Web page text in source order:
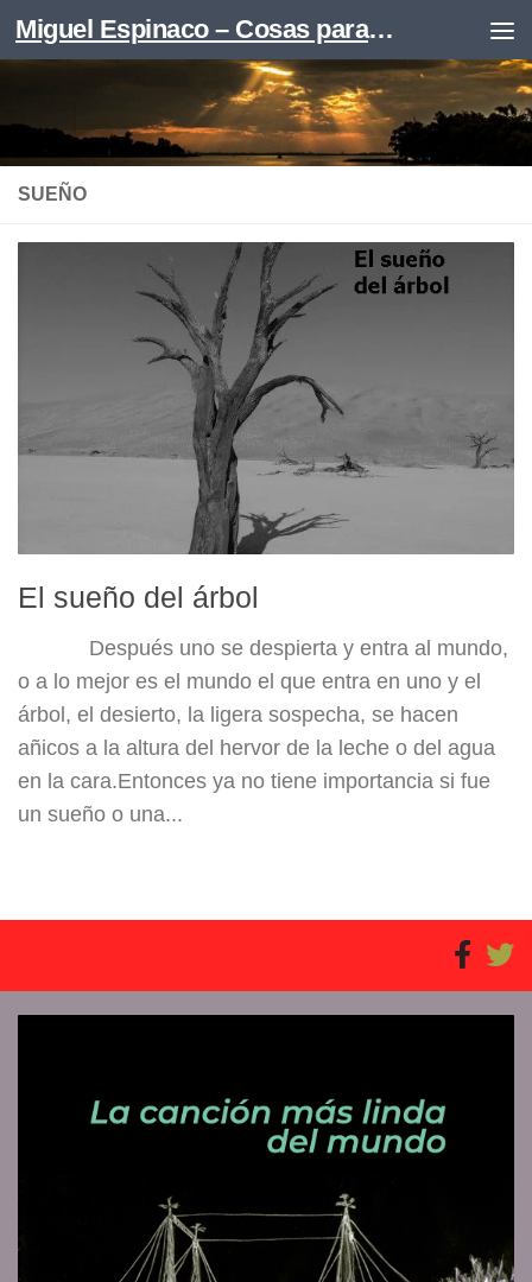
Skip to content Miguel Espinaco – Cosas para leer
SUEÑO
El sueño del árbol
Después uno se despierta y entra al mundo,
o a lo mejor es el mundo el que entra en uno y el
árbol, el desierto, la ligera sospecha, se hacen
añicos a la altura del hervor de la leche o del agua
en la cara.Entonces ya no tiene importancia si fue
un sueño o una...